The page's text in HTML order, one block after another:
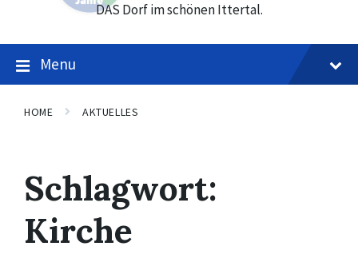
DAS Dorf im schönen Ittertal.
Menu
HOME AKTUELLES
Schlagwort:
Kirche